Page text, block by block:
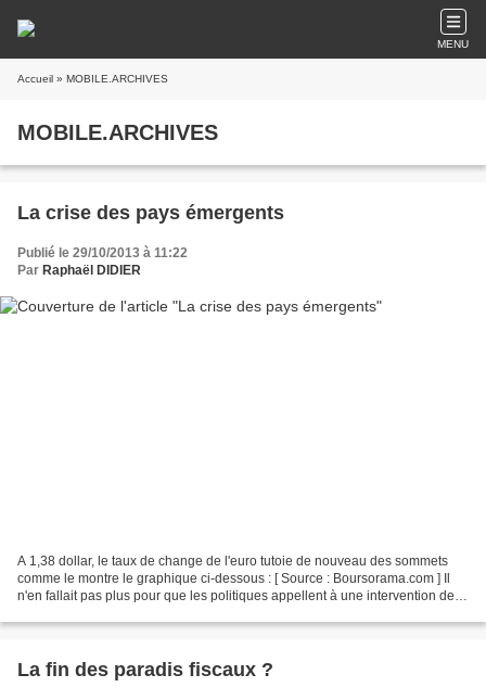
MENU
Accueil » MOBILE.ARCHIVES
MOBILE.ARCHIVES
La crise des pays émergents
Publié le 29/10/2013 à 11:22
Par Raphaël DIDIER
A 1,38 dollar, le taux de change de l'euro tutoie de nouveau des sommets
comme le montre le graphique ci-dessous : [ Source : Boursorama.com ] Il
n'en fallait pas plus pour que les politiques appellent à une intervention de la
La fin des paradis fiscaux ?